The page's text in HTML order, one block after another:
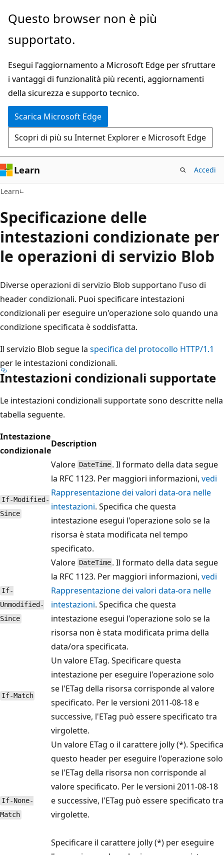
Ignora
passa
contenuto
principale
Questo browser non è più
supportato.
Esegui l'aggiornamento a Microsoft Edge per sfruttare
i vantaggi di funzionalità più recenti, aggiornamenti
della sicurezza e supporto tecnico.
Scarica Microsoft Edge
Scopri di più su Internet Explorer e Microsoft Edge
Learn Accedi
Learn
Specificazione delle
intestazioni condizionate per
le operazioni di servizio Blob
Diverse operazioni di servizio Blob supportano l'uso di
header condizionali. Puoi specificare intestazioni
condizionali per eseguire un'operazione solo quando una
condizione specificata è soddisfatta.
Il servizio Blob segue la specifica del protocollo HTTP/1.1
per le intestazioni condizionali.
Intestazioni condizionali supportate
Le intestazioni condizionali supportate sono descritte nella
tabella seguente.
Intestazione
condizionale
Description
If-Modified-
Since
Valore DateTime . Il formato della data segue
la RFC 1123. Per maggiori informazioni, vedi
Rappresentazione dei valori data-ora nelle
intestazioni. Specifica che questa
intestazione esegui l'operazione solo se la
risorsa è stata modificata nel tempo
specificato.
If-
Unmodified-
Since
Valore DateTime . Il formato della data segue
la RFC 1123. Per maggiori informazioni, vedi
Rappresentazione dei valori data-ora nelle
intestazioni. Specifica che questa
intestazione esegui l'operazione solo se la
risorsa non è stata modificata prima della
data/ora specificata.
If-Match
Un valore ETag. Specificare questa
intestazione per eseguire l'operazione solo
se l'ETag della risorsa corrisponde al valore
specificato. Per le versioni 2011-08-18 e
successive, l'ETag può essere specificato tra
virgolette.
If-None-
Match
Un valore ETag o il carattere jolly (*). Specifica
questo header per eseguire l'operazione solo
se l'ETag della risorsa non corrisponde al
valore specificato. Per le versioni 2011-08-18
e successive, l'ETag può essere specificato tra
virgolette.
Specificare il carattere jolly (*) per eseguire